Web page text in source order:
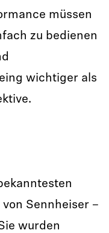
müssen
zu bedienen
wichtiger als
Sennheiser –
wurden